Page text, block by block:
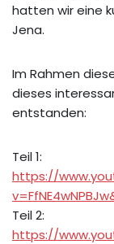
hatten wir eine
Jena.
Im Rahmen
dieses
entstanden:
Teil 1:
https://
Teil 2:
https://